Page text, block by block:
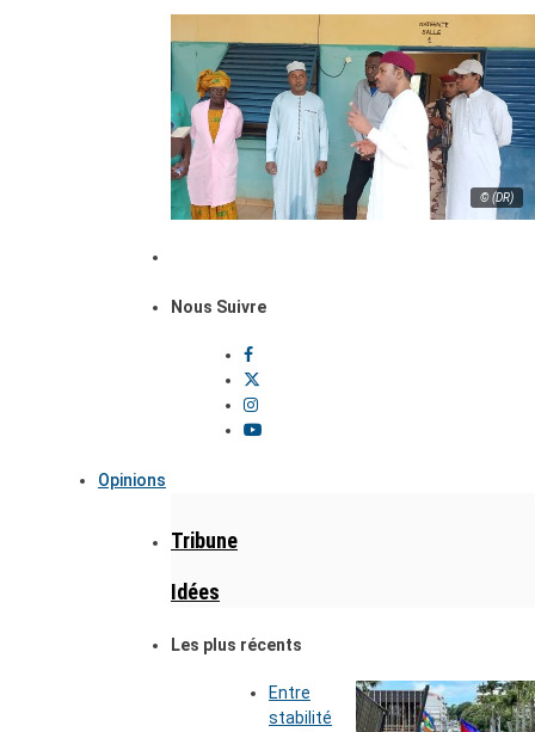
© (DR)
Nous Suivre
Opinions
Tribune
Idées
Les plus récents
Entre
stabilité